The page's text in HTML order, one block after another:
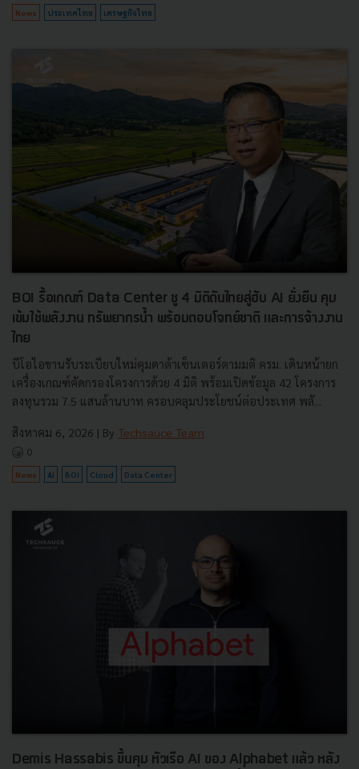
News ประเทศไทย เศรษฐกิจไทย
BOI รื้อเกณฑ์ Data Center ชู 4 มิติดันไทยสู่ฮับ AI ยั่งยืน คุม
เข้มใช้พลังงาน ทรัพยากรน้ำ พร้อมตอบโจทย์ชาติ และการจ้างงาน
ไทย
บีโอไอขานรับระเบียบใหม่คุมดาต้าเซ็นเตอร์ตามมติ ครม. เดินหน้ายก
เครื่องเกณฑ์คัดกรองโครงการด้วย 4 มิติ พร้อมเปิดข้อมูล 42 โครงการ
ลงทุนรวม 7.5 แสนล้านบาท ครอบคลุมประโยชน์ต่อประเทศ พลั...
สิงหาคม 6, 2026 | By Techsauce Team
0
News AI BOI Cloud Data Center
Demis Hassabis ขึ้นคุม หัวเรือ AI ของ Alphabet แล้ว หลัง